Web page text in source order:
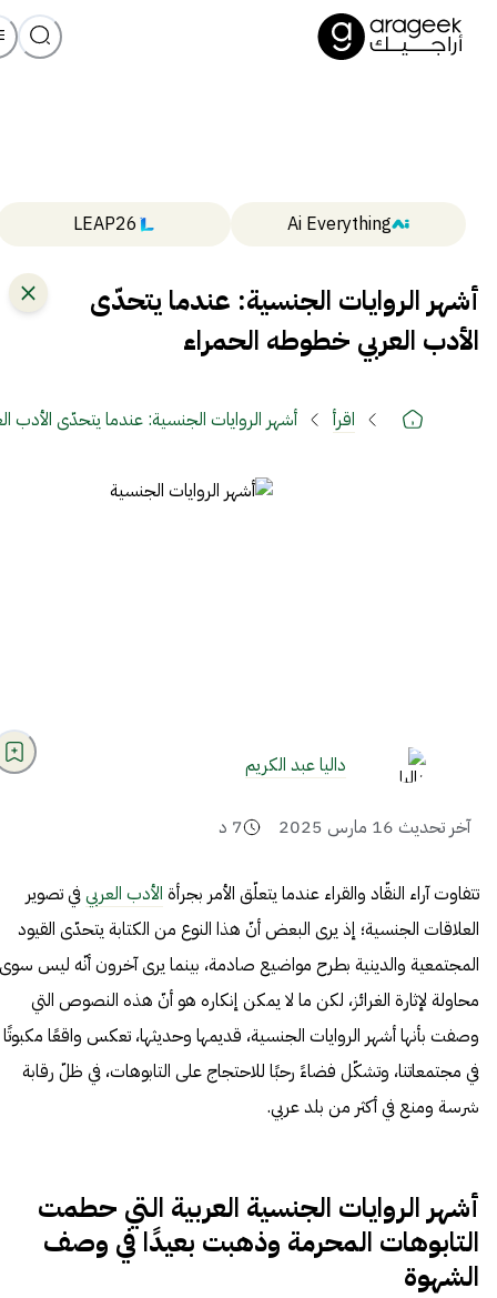
Ai Everything
LEAP26
أشهر الروايات الجنسية: عندما يتحدّى
الأدب العربي خطوطه الحمراء
اقرأ أشهر الروايات الجنسية: عندما يتحدّى الأدب
داليا عبد الكريم
آخر تحديث 16 مارس 2025 7 د
تتفاوت آراء النقّاد والقراء عندما يتعلّق الأمر بجرأة الأدب العربيفي تصوير
العلاقات الجنسية؛ إذ يرى البعض أنّ هذا النوع من الكتابة يتحدّى القيود
المجتمعية والدينية بطرح مواضيع صادمة، بينما يرى آخرون أنّه ليس سوى
محاولة لإثارة الغرائز، لكن ما لا يمكن إنكاره هو أنّ هذه النصوص التي
وصفت بأنها أشهر الروايات الجنسية، قديمها وحديثها، تعكس واقعًا مكبوتًا
في مجتمعاتنا، وتشكّل فضاءً رحبًا للاحتجاج على التابوهات، في ظلّ رقابة
شرسة ومنع في أكثر من بلد عربي.
أشهر الروايات الجنسية العربية التي حطمت
التابوهات المحرمة وذهبت بعيدًا في وصف
الشهوة